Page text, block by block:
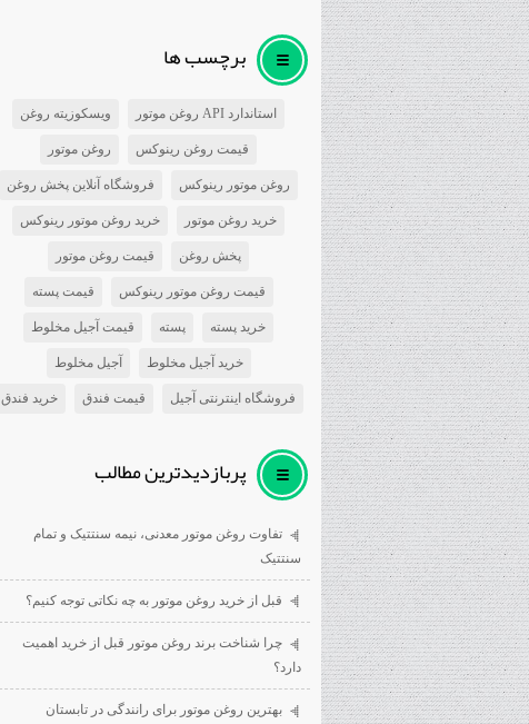
برچسب ها
استاندارد API روغن موتور ویسکوزیته روغن
قیمت روغن رینوکس روغن موتور
روغن موتور رینوکس فروشگاه آنلاین پخش روغن
خرید روغن موتور خرید روغن موتور رینوکس
پخش روغن قیمت روغن موتور
قیمت روغن موتور رینوکس قیمت پسته
خرید پسته پسته قیمت آجیل مخلوط
خرید آجیل مخلوط آجیل مخلوط
فروشگاه اینترنتی آجیل قیمت فندق خرید فندق
پربازديدترين مطالب
تفاوت روغن موتور معدنی، نیمه سنتتیک و تمام
سنتتیک
قبل از خرید روغن موتور به چه نکاتی توجه کنیم؟
چرا شناخت برند روغن موتور قبل از خرید اهمیت
دارد؟
بهترین روغن موتور برای رانندگی در تابستان